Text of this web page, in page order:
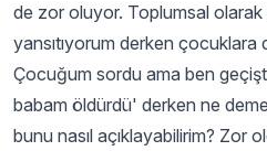
de zor oluyor. Toplumsal olarak
yansıtıyorum derken
Çocuğum sordu ama ben
babam öldürdü' derken ne
bunu nasıl açıklayabilirim? Zor